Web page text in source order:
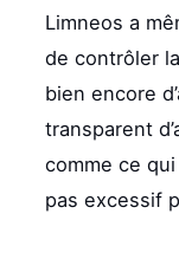
Limneos a
de contrôler
bien encore
transparent
comme ce
pas excessif